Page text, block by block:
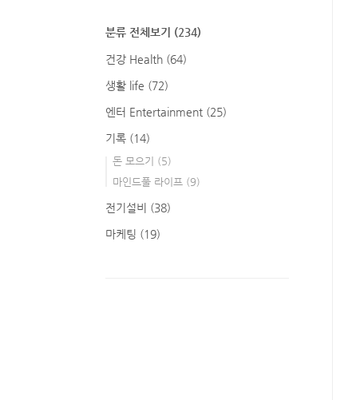
분류 전체보기 (234)
건강 Health (64)
생활 life (72)
엔터 Entertainment (25)
기록 (14)
돈 모으기 (5)
마인드풀 라이프 (9)
전기설비 (38)
마케팅 (19)